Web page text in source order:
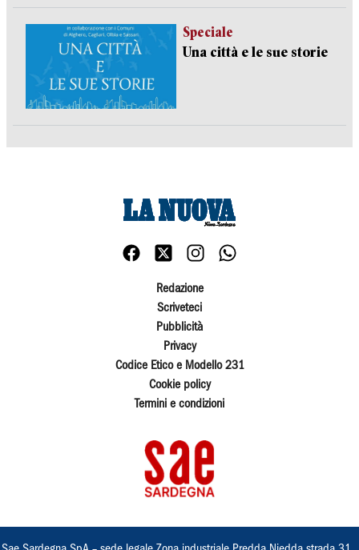
Speciale
Una città e le sue storie
Redazione
Scriveteci
Pubblicità
Privacy
Codice Etico e Modello 231
Cookie policy
Termini e condizioni